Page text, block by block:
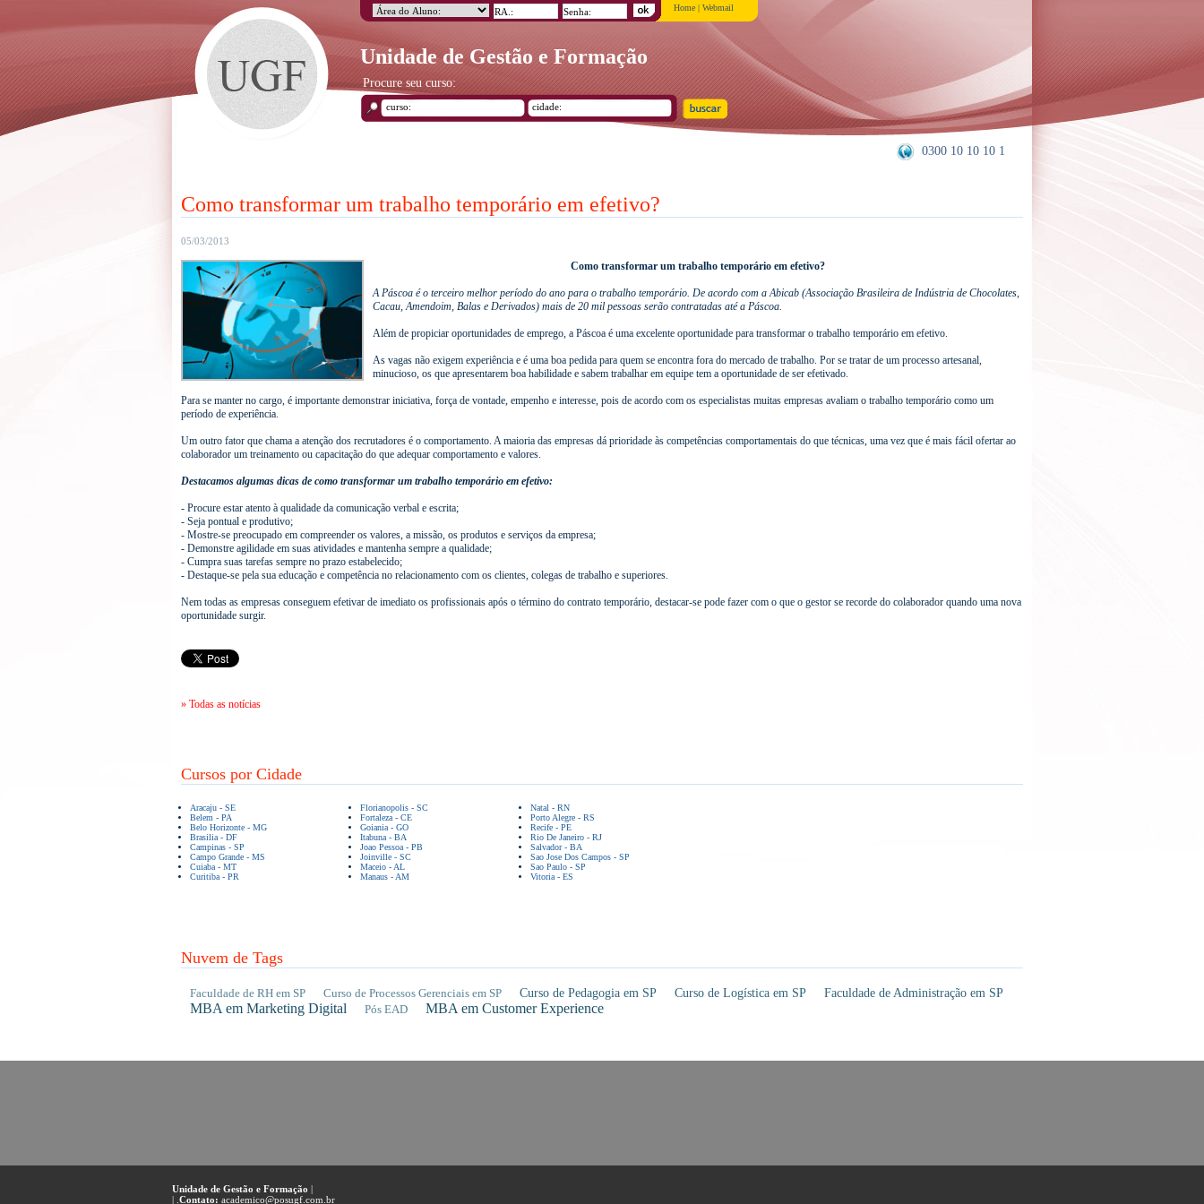
Unidade de Gestão e Formação
Home | Webmail
Procure seu curso:
0300 10 10 10 1
Como transformar um trabalho temporário em efetivo?
05/03/2013
Como transformar um trabalho temporário em efetivo?
A Páscoa é o terceiro melhor período do ano para o trabalho temporário. De acordo com a Abicab (Associação Brasileira de Indústria de Chocolates,
Cacau, Amendoim, Balas e Derivados) mais de 20 mil pessoas serão contratadas até a Páscoa.
Além de propiciar oportunidades de emprego, a Páscoa é uma excelente oportunidade para transformar o trabalho temporário em efetivo.
As vagas não exigem experiência e é uma boa pedida para quem se encontra fora do mercado de trabalho. Por se tratar de um processo artesanal,
minucioso, os que apresentarem boa habilidade e sabem trabalhar em equipe tem a oportunidade de ser efetivado.
Para se manter no cargo, é importante demonstrar iniciativa, força de vontade, empenho e interesse, pois de acordo com os especialistas muitas empresas avaliam o trabalho temporário como um
período de experiência.
Um outro fator que chama a atenção dos recrutadores é o comportamento. A maioria das empresas dá prioridade às competências comportamentais do que técnicas, uma vez que é mais fácil ofertar ao
colaborador um treinamento ou capacitação do que adequar comportamento e valores.
Destacamos algumas dicas de como transformar um trabalho temporário em efetivo:
- Procure estar atento à qualidade da comunicação verbal e escrita;
- Seja pontual e produtivo;
- Mostre-se preocupado em compreender os valores, a missão, os produtos e serviços da empresa;
- Demonstre agilidade em suas atividades e mantenha sempre a qualidade;
- Cumpra suas tarefas sempre no prazo estabelecido;
- Destaque-se pela sua educação e competência no relacionamento com os clientes, colegas de trabalho e superiores.
Nem todas as empresas conseguem efetivar de imediato os profissionais após o término do contrato temporário, destacar-se pode fazer com o que o gestor se recorde do colaborador quando uma nova
oportunidade surgir.
» Todas as notícias
Cursos por Cidade
Aracaju - SE
Belem - PA
Belo Horizonte - MG
Brasilia - DF
Campinas - SP
Campo Grande - MS
Cuiaba - MT
Curitiba - PR
Florianopolis - SC
Fortaleza - CE
Goiania - GO
Itabuna - BA
Joao Pessoa - PB
Joinville - SC
Maceio - AL
Manaus - AM
Natal - RN
Porto Alegre - RS
Recife - PE
Rio De Janeiro - RJ
Salvador - BA
Sao Jose Dos Campos - SP
Sao Paulo - SP
Vitoria - ES
Nuvem de Tags
Faculdade de RH em SP Curso de Processos Gerenciais em SP Curso de Pedagogia em SP Curso de Logística em SP Faculdade de Administração em SP
MBA em Marketing Digital Pós EAD MBA em Customer Experience
Unidade de Gestão e Formação |
| . Contato: academico@posugf.com.br